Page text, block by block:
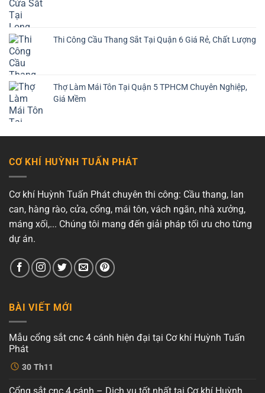
Thi Công Cầu Thang Sắt Tại Quận 6 Giá Rẻ, Chất Lượng
Thợ Làm Mái Tôn Tại Quận 5 TPHCM Chuyên Nghiệp,
Giá Mềm
CƠ KHÍ HUỲNH TUẤN PHÁT
Cơ khí Huỳnh Tuấn Phát chuyên thi công: Cầu thang, lan
can, hàng rào, cửa, cổng, mái tôn, vách ngăn, nhà xưởng,
máng xối,... Chúng tôi mang đến giải pháp tối ưu cho từng
dự án.
BÀI VIẾT MỚI
30 Th11
Mẫu cổng sắt cnc 4 cánh hiện đại tại Cơ khí Huỳnh Tuấn
Phát
Không
có
luận